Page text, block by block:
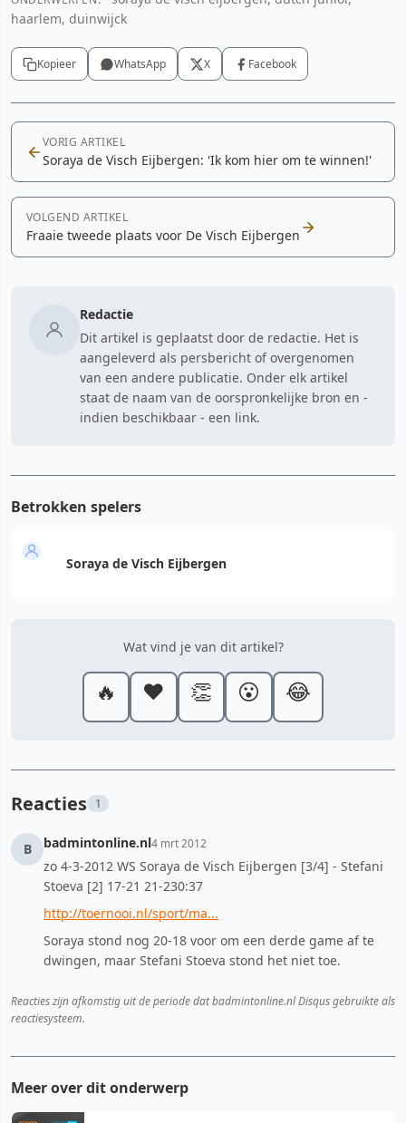
haarlem, duinwijck
Kopieer WhatsApp X Facebook
VORIG ARTIKEL
Soraya de Visch Eijbergen: 'Ik kom hier om te winnen!'
VOLGEND ARTIKEL
Fraaie tweede plaats voor De Visch Eijbergen
Redactie
Dit artikel is geplaatst door de redactie. Het is
aangeleverd als persbericht of overgenomen
van een andere publicatie. Onder elk artikel
staat de naam van de oorspronkelijke bron en -
indien beschikbaar - een link.
Betrokken spelers
Soraya de Visch Eijbergen
Wat vind je van dit artikel?
🔥 ❤️ 👏 😮 😂
Reacties 1
B badmintonline.nl4 mrt 2012
zo 4-3-2012 WS Soraya de Visch Eijbergen [3/4] - Stefani
Stoeva [2] 17-21 21-230:37
http://toernooi.nl/sport/ma...
Soraya stond nog 20-18 voor om een derde game af te
dwingen, maar Stefani Stoeva stond het niet toe.
Reacties zijn afkomstig uit de periode dat badmintonline.nl Disqus gebruikte als
reactiesysteem.
Meer over dit onderwerp